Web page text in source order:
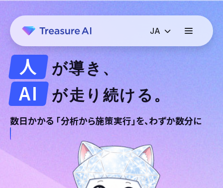
人 が導き、
AI が走り続ける。
数日かかる 「分析から施策実行」を、わずか数分に